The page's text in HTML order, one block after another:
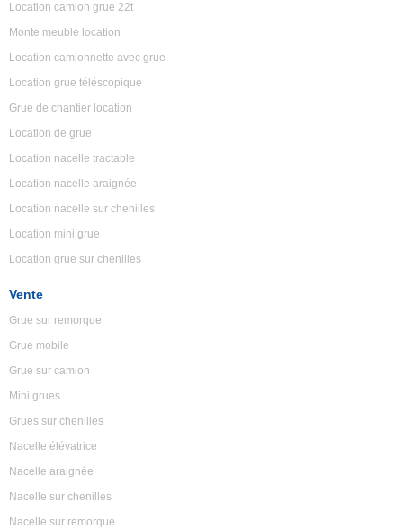
Location camion grue 22t
Monte meuble location
Location camionnette avec grue
Location grue téléscopique
Grue de chantier location
Location de grue
Location nacelle tractable
Location nacelle araignée
Location nacelle sur chenilles
Location mini grue
Location grue sur chenilles
Vente
Grue sur remorque
Grue mobile
Grue sur camion
Mini grues
Grues sur chenilles
Nacelle élévatrice
Nacelle araignée
Nacelle sur chenilles
Nacelle sur remorque